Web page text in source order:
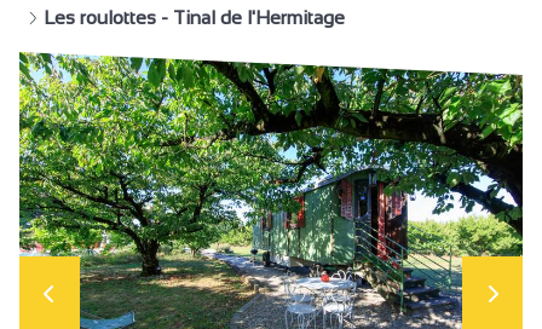
Les roulottes - Tinal de l'Hermitage